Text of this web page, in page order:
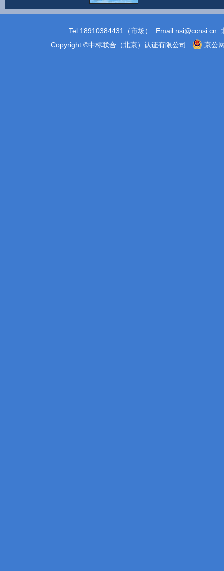
Tel:18910384431（市场） Email:nsi@ccnsi.cn
Copyright ©中标联合（北京）认证有限公司
京公